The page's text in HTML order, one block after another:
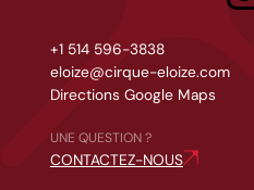
+1 514 596-3838
eloize@cirque-eloize.com
Directions Google Maps
UNE QUESTION ?
CONTACTEZ-NOUS